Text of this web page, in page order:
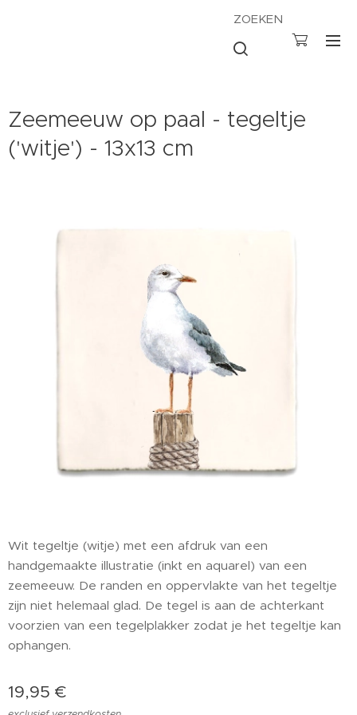
ZOEKEN
Zeemeeuw op paal - tegeltje
('witje') - 13x13 cm
Wit tegeltje (witje) met een afdruk van een
handgemaakte illustratie (inkt en aquarel) van een
zeemeeuw. De randen en oppervlakte van het tegeltje
zijn niet helemaal glad. De tegel is aan de achterkant
voorzien van een tegelplakker zodat je het tegeltje kan
ophangen.
19,95 €